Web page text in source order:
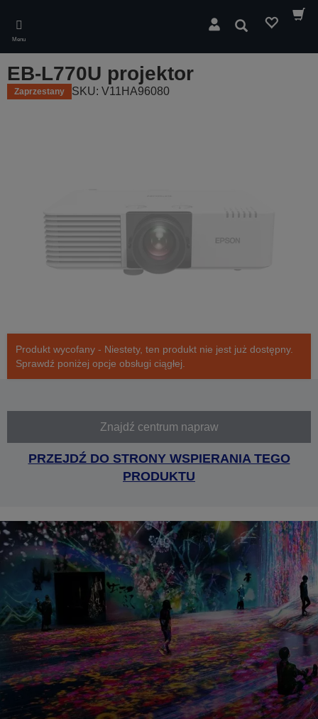
main
content
Menu
Wyszukaj
EB-L770U projektor
Zaprzestany SKU: V11HA96080
Produkt wycofany - Niestety, ten produkt nie jest już dostępny.
Sprawdź poniżej opcje obsługi ciągłej.
Znajdź centrum napraw
PRZEJDŹ DO STRONY WSPIERANIA TEGO
PRODUKTU